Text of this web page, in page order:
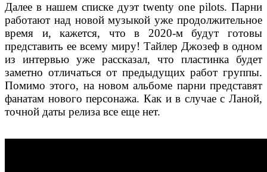
Далее в нашем списке дуэт twenty one pilots. Парни
работают над новой музыкой уже продолжительное
время и, кажется, что в 2020-м будут готовы
представить ее всему миру! Тайлер Джозеф в одном
из интервью уже рассказал, что пластинка будет
заметно отличаться от предыдущих работ группы.
Помимо этого, на новом альбоме парни представят
фанатам нового персонажа. Как и в случае с Ланой,
точной даты релиза все еще нет.